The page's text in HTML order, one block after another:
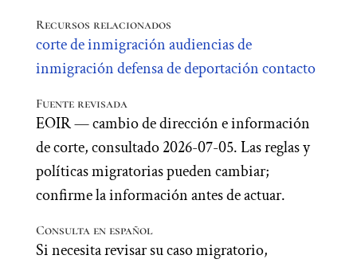
Recursos relacionados
corte de inmigraciónaudiencias de
inmigracióndefensa de deportacióncontacto
Fuente revisada
EOIR — cambio de dirección e información
de corte, consultado 2026-07-05. Las reglas y
políticas migratorias pueden cambiar;
confirme la información antes de actuar.
Consulta en español
Si necesita revisar su caso migratorio,